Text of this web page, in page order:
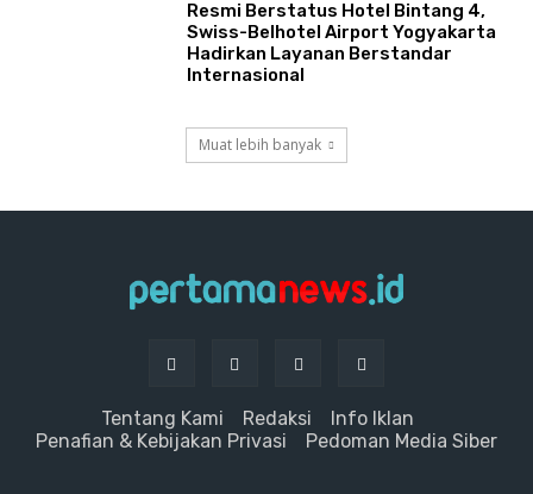
Resmi Berstatus Hotel Bintang 4,
Swiss-Belhotel Airport Yogyakarta
Hadirkan Layanan Berstandar
Internasional
Muat lebih banyak
Tentang Kami Redaksi
Info Iklan
Penafian & Kebijakan Privasi
Pedoman Media Siber